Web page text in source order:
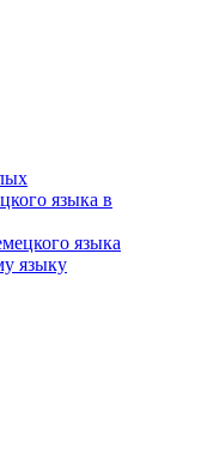
языка в
языка
языку